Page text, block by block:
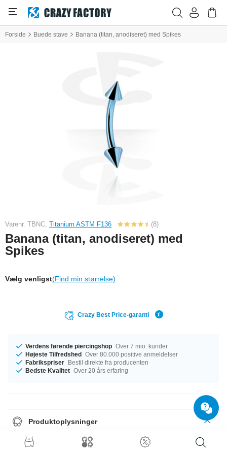
Forside Buede stave Banana (titan, anodiseret) med Spikes
Varenr. TBNC, Titanium ASTM F136 (8)
Banana (titan, anodiseret) med
Spikes
Vælg venligst(Find min størrelse)
Crazy Best Price-garanti
Verdens førende piercingshop Over 7 mio. kunder
Højeste Tilfredshed Over 80.000 positive anmeldelser
Fabrikspriser Bestil direkte fra producenten
Bedste Kvalitet Over 20 års erfaring
Produktoplysninger
Uanset hvilken størrelse du har brug for, har vi det, du søger. Du kan få
produktet i mål på 1.2 mm eller 1.6 mm gauges. Uanset hvilken størrelse